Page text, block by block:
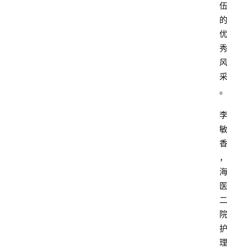
伍
的
优
秀
风
采
。
李
敏
香
，
海
医
二
院
护
理